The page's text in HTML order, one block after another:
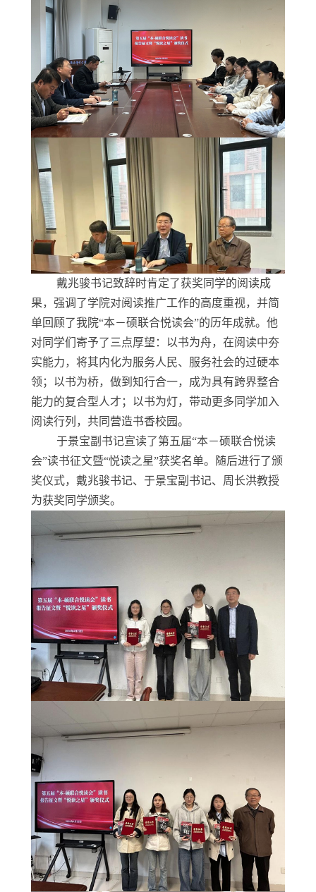
戴兆骏书记致辞时肯定了获奖同学的阅读成
果，强调了学院对阅读推广工作的高度重视，并简
单回顾了我院“本－硕联合悦读会”的历年成就。他
对同学们寄予了三点厚望：以书为舟，在阅读中夯
实能力，将其内化为服务人民、服务社会的过硬本
领；以书为桥，做到知行合一，成为具有跨界整合
能力的复合型人才；以书为灯，带动更多同学加入
阅读行列，共同营造书香校园。
于景宝副书记宣读了第五届“本－硕联合悦读
会”读书征文暨“悦读之星”获奖名单。随后进行了颁
奖仪式，戴兆骏书记、于景宝副书记、周长洪教授
为获奖同学颁奖。